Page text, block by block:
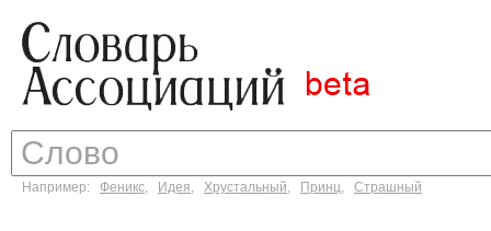
Например: Феникс, Идея, Хрустальный, Принц, Страшный